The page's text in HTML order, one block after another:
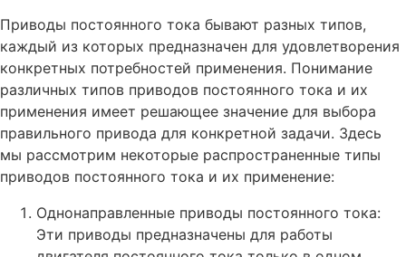
Приводы постоянного тока бывают разных типов,
каждый из которых предназначен для удовлетворения
конкретных потребностей применения. Понимание
различных типов приводов постоянного тока и их
применения имеет решающее значение для выбора
правильного привода для конкретной задачи. Здесь
мы рассмотрим некоторые распространенные типы
приводов постоянного тока и их применение:
Однонаправленные приводы постоянного тока:
Эти приводы предназначены для работы